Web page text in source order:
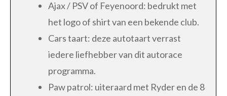
Ajax / PSV of Feyenoord: bedrukt met
het logo of shirt van een bekende club.
Cars taart: deze autotaart verrast
iedere liefhebber van dit autorace
programma.
Paw patrol: uiteraard met Ryder en de 8